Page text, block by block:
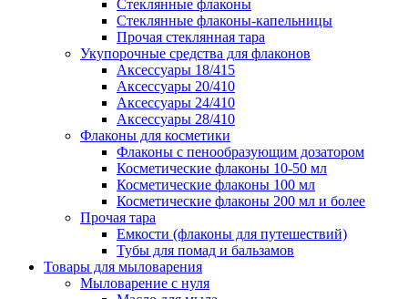
Стеклянные флаконы
Стеклянные флаконы-капельницы
Прочая стеклянная тара
Укупорочные средства для флаконов
Аксессуары 18/415
Аксессуары 20/410
Аксессуары 24/410
Аксессуары 28/410
Флаконы для косметики
Флаконы с пенообразующим дозатором
Косметические флаконы 10-50 мл
Косметические флаконы 100 мл
Косметические флаконы 200 мл и более
Прочая тара
Емкости (флаконы для путешествий)
Тубы для помад и бальзамов
Товары для мыловарения
Мыловарение с нуля